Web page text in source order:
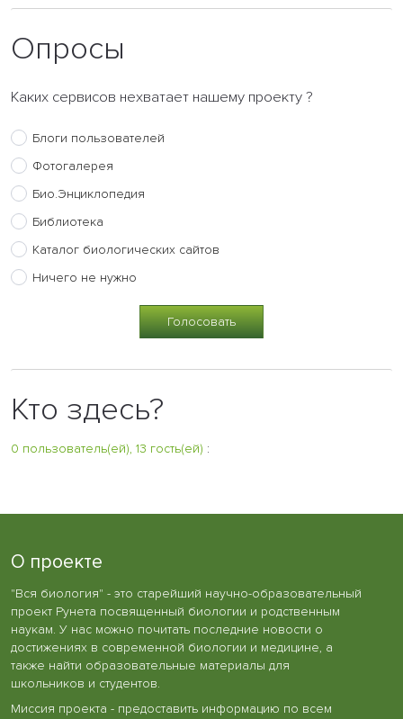
Опросы
Каких сервисов нехватает нашему проекту ?
Блоги пользователей
Фотогалерея
Био.Энциклопедия
Библиотека
Каталог биологических сайтов
Ничего не нужно
Кто здесь?
0 пользователь(ей), 13 гость(ей) :
О проекте
"Вся биология" - это старейший научно-образовательный
проект Рунета посвященный биологии и родственным
наукам. У нас можно почитать последние новости о
достижениях в современной биологии и медицине, а
также найти образовательные материалы для
школьников и студентов.
Миссия проекта - предоставить информацию по всем